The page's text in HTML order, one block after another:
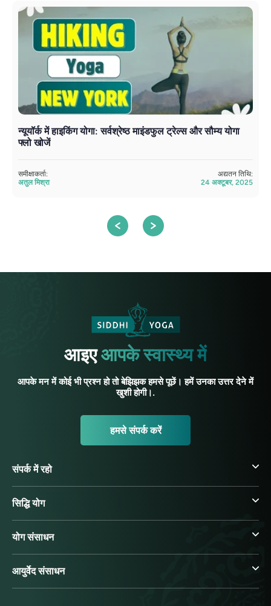
न्यूयॉर्क में हाइकिंग योगा: सर्वश्रेष्ठ माइंडफुल ट्रेल्स और सौम्य योगा
फ्लो खोजें
समीक्षाकर्ता:
अतुल मिश्रा
अद्यतन तिथि:
24 अक्टूबर, 2025
आइएआपके स्वास्थ्य में
आपके मन में कोई भी प्रश्न हो तो बेझिझक हमसे पूछें। हमें उनका उत्तर देने में
खुशी होगी।.
हमसे संपर्क करें
संपर्क में रहो
सिद्धि योग
योग संसाधन
आयुर्वेद संसाधन